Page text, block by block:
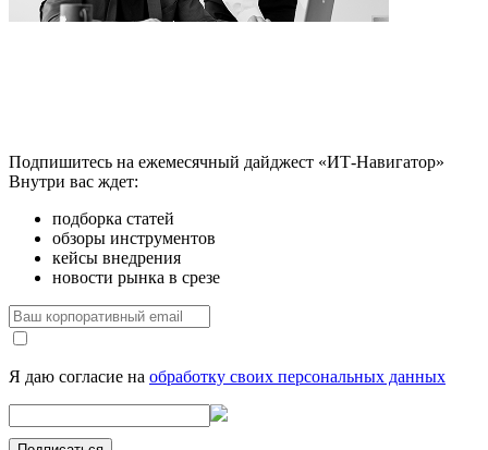
Подпишитесь на ежемесячный дайджест «ИТ-Навигатор»
Внутри вас ждет:
подборка статей
обзоры инструментов
кейсы внедрения
новости рынка в срезе
Я даю согласие на обработку своих персональных данных